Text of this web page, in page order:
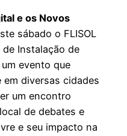
e os Novos
sábado o FLISOL
Instalação de
evento que
diversas cidades
um encontro
de debates e
e seu impacto na